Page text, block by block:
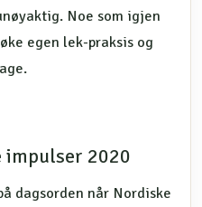
Noe som igjen
egen lek-praksis og
impulser 2020
dagsorden når Nordiske